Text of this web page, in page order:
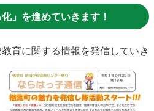
商工・労働 新産業
新規造成区画
」を進めていきます！
育に関する情報を発信していき